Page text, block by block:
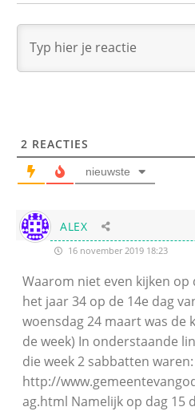
2 REACTIES
nieuwste
ALEX
16 november 2019 18:23
Waarom niet even kijken op
het jaar 34 op de 14e dag
woensdag 24 maart was de
de week) In onderstaande
die week 2 sabbatten waren:
http://
ag.html Namelijk op dag 15